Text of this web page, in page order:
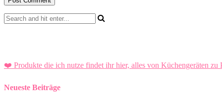
❤️ Produkte die ich nutze findet ihr hier, alles von Küchengeräten zu
Neueste Beiträge